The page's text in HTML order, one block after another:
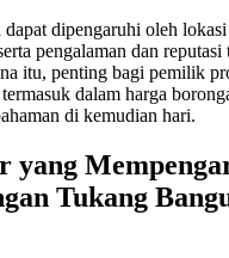
dapat dipengaruhi oleh
pengalaman dan reputasi
itu, penting bagi pemilik
dalam harga
di kemudian hari.
yang
Tukang